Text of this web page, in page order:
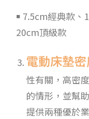
￭ 7.5cm經典款、
20cm頂級款
電動床墊
性有關，高密
的情形，並幫
提供兩種優於